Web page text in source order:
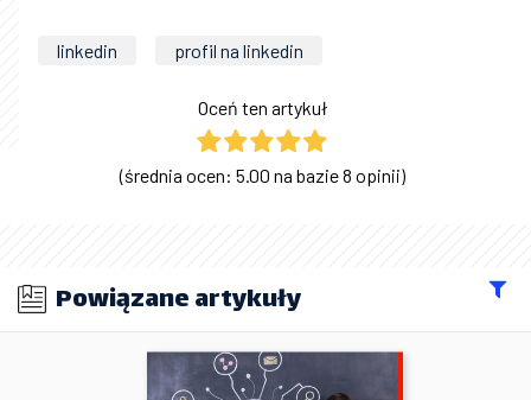
linkedin profil na linkedin
Oceń ten artykuł
(średnia ocen: 5.00 na bazie 8 opinii)
Powiązane artykuły